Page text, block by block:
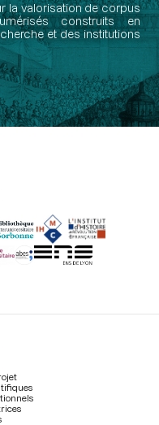
la valorisation de corpus
construits en
et des institutions